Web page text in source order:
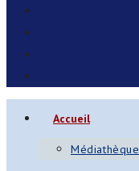
Accueil
Médiathèque